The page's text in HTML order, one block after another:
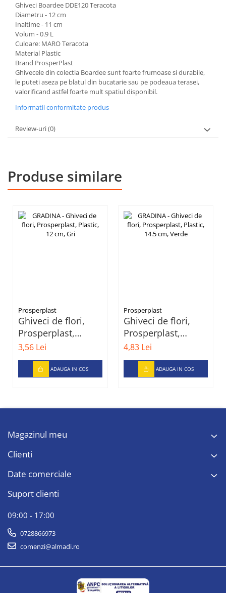
Ghiveci Boardee DDE120 Teracota
Diametru - 12 cm
Inaltime - 11 cm
Volum - 0.9 L
Culoare: MARO Teracota
Material Plastic
Brand ProsperPlast
Ghivecele din colectia Boardee sunt foarte frumoase si durabile,
le puteti aseza pe blatul din bucatarie sau pe podeaua terasei,
valorificand astfel foarte mult spatiul disponibil.
Informatii conformitate produs
Review-uri(0)
Produse similare
Prosperplast
Ghiveci de flori,
Prosperplast,
Plastic, 12 cm, Gri
3,56 Lei
ADAUGA IN COS
Prosperplast
Ghiveci de flori,
Prosperplast,
Plastic, 14.5 cm,
Verde
4,83 Lei
ADAUGA IN COS
Magazinul meu
Clienti
Date comerciale
Suport clienti
09:00 - 17:00
0728866973
comenzi@almadi.ro